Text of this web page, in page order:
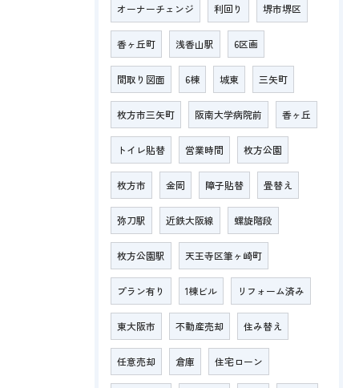
オーナーチェンジ 利回り 堺市堺区
香ヶ丘町 浅香山駅 6区画
間取り図面 6棟 城東 三矢町
枚方市三矢町 阪南大学病院前 香ヶ丘
トイレ貼替 営業時間 枚方公園
枚方市 金岡 障子貼替 畳替え
弥刀駅 近鉄大阪線 螺旋階段
枚方公園駅 天王寺区筆ヶ崎町
プラン有り 1棟ビル リフォーム済み
東大阪市 不動産売却 住み替え
任意売却 倉庫 住宅ローン